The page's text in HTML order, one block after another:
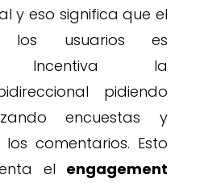
y eso significa que el
los usuarios es
Incentiva la
pidiendo
encuestas y
comentarios. Esto
el engagement